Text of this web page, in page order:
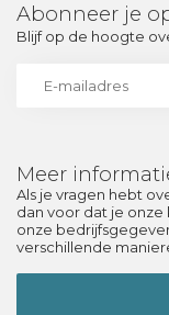
Meer
Als je vragen hebt
dan voor dat je
onze
verschillende
Abonneer je
Blijf op de hoogte